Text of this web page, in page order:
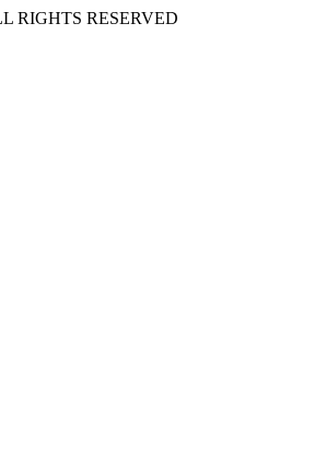
RIGHTS RESERVED